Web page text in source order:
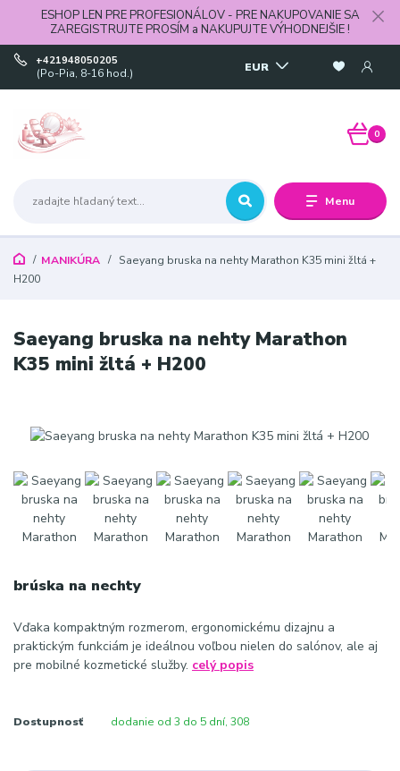
ESHOP LEN PRE PROFESIONÁLOV - PRE NAKUPOVANIE SA
ZAREGISTRUJTE PROSÍM a NAKUPUJTE VÝHODNEJŠIE !
Menu
EUR
+421948050205
(Po-Pia, 8-16 hod.)
0
MANIKÚRA
Saeyang bruska na nehty Marathon K35 mini žltá +
H200
Saeyang bruska na nehty Marathon
K35 mini žltá + H200
brúska na nechty
Vďaka kompaktným rozmerom, ergonomickému dizajnu a
praktickým funkciám je ideálnou voľbou nielen do salónov, ale aj
pre mobilné kozmetické služby. celý popis
Dostupnosť dodanie od 3 do 5 dní, 308